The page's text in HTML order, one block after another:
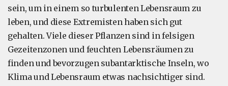
sein, um in einem so turbulenten Lebensraum zu
leben, und diese Extremisten haben sich gut
gehalten. Viele dieser Pflanzen sind in felsigen
Gezeitenzonen und feuchten Lebensräumen zu
finden und bevorzugen subantarktische Inseln, wo
Klima und Lebensraum etwas nachsichtiger sind.